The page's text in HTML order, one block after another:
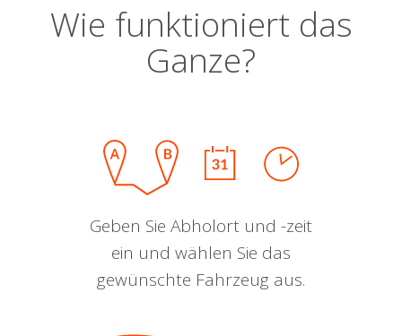
Wie funktioniert das
Ganze?
Geben Sie Abholort und -zeit
ein und wählen Sie das
gewünschte Fahrzeug aus.